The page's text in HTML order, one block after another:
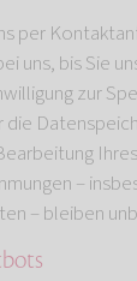
per
uns, bis Sie
zur
–
– bleiben